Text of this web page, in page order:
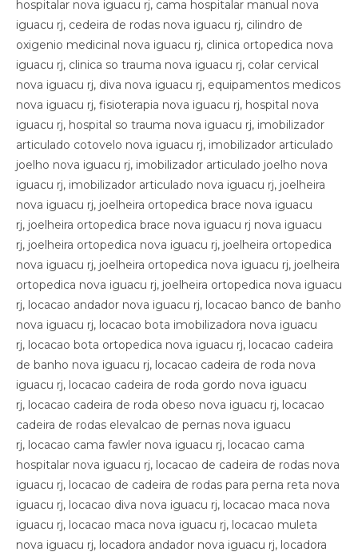
hospitalar nova iguacu rj, cama hospitalar manual nova
iguacu rj, cedeira de rodas nova iguacu rj, cilindro de
oxigenio medicinal nova iguacu rj, clinica ortopedica nova
iguacu rj, clinica so trauma nova iguacu rj, colar cervical
nova iguacu rj, diva nova iguacu rj, equipamentos medicos
nova iguacu rj, fisioterapia nova iguacu rj, hospital nova
iguacu rj, hospital so trauma nova iguacu rj, imobilizador
articulado cotovelo nova iguacu rj, imobilizador articulado
joelho nova iguacu rj, imobilizador articulado joelho nova
iguacu rj, imobilizador articulado nova iguacu rj, joelheira
nova iguacu rj, joelheira ortopedica brace nova iguacu
rj, joelheira ortopedica brace nova iguacu rj nova iguacu
rj, joelheira ortopedica nova iguacu rj, joelheira ortopedica
nova iguacu rj, joelheira ortopedica nova iguacu rj, joelheira
ortopedica nova iguacu rj, joelheira ortopedica nova iguacu
rj, locacao andador nova iguacu rj, locacao banco de banho
nova iguacu rj, locacao bota imobilizadora nova iguacu
rj, locacao bota ortopedica nova iguacu rj, locacao cadeira
de banho nova iguacu rj, locacao cadeira de roda nova
iguacu rj, locacao cadeira de roda gordo nova iguacu
rj, locacao cadeira de roda obeso nova iguacu rj, locacao
cadeira de rodas elevalcao de pernas nova iguacu
rj, locacao cama fawler nova iguacu rj, locacao cama
hospitalar nova iguacu rj, locacao de cadeira de rodas nova
iguacu rj, locacao de cadeira de rodas para perna reta nova
iguacu rj, locacao diva nova iguacu rj, locacao maca nova
iguacu rj, locacao maca nova iguacu rj, locacao muleta
nova iguacu rj, locadora andador nova iguacu rj, locadora